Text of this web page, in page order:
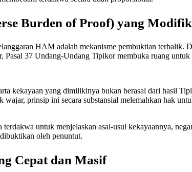
Burden of Proof) yang
HAM adalah mekanisme pembuktian terbalik.
Pasal 37 Undang-Undang Tipikor membuka ruang
kekayaan yang dimilikinya bukan berasal dari hasil
prinsip ini secara substansial melemahkan hak
untuk menjelaskan asal-usul kekayaannya,
oleh penuntut.
Cepat dan Masif